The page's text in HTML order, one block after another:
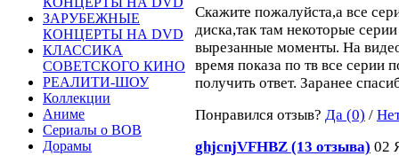
ЗАРУБЕЖНЫЕ
КОНЦЕРТЫ НА DVD
КЛАССИКА
СОВЕТСКОГО КИНО
РЕАЛИТИ-ШОУ
Коллекции
Аниме
Сериалы о ВОВ
Дорамы
Скажите пожалуйста,а все
диска,так там некоторые
вырезанные моменты. На
время показа по тв все серии
получить ответ. Заранее
Понравился отзыв? Да (0) /
ghjcnjVFHBZ (13 отзыва) 02